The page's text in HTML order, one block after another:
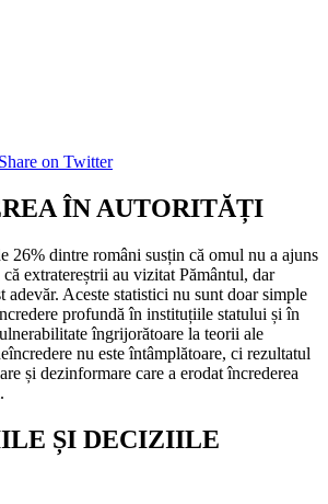
Share on Twitter
ÎN AUTORITĂȚI
26% dintre români susțin că omul nu a ajuns
extratereștrii au vizitat Pământul, dar
adevăr. Aceste statistici nu sunt doar simple
profundă în instituțiile statului și în
îngrijorătoare la teorii ale
nu este întâmplătoare, ci rezultatul
și dezinformare care a erodat încrederea
ȘI DECIZIILE